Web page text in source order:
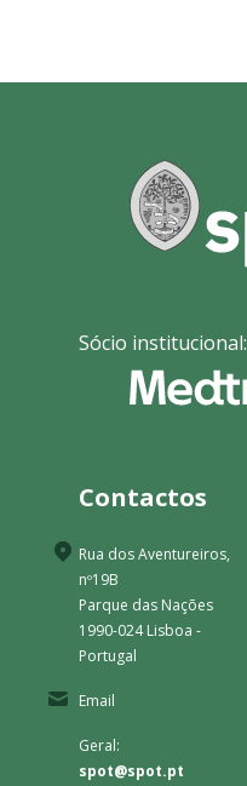
Sócio institucional:
Contactos
Rua dos Aventureiros,
nº19B
Parque das Nações
1990-024 Lisboa -
Portugal
Email
Geral:
spot@spot.pt